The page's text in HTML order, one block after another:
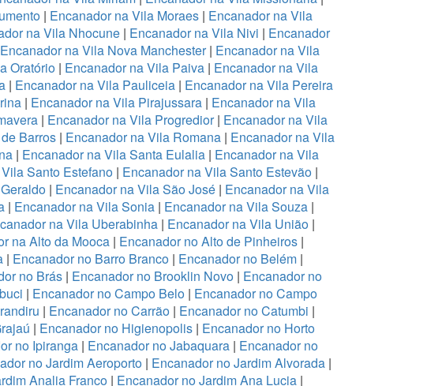
| Encanador na Vila Moraes | Encanador na Vila
na Vila Nhocune| Encanador na Vila Nivi | Encanador
Encanador na Vila Nova Manchester| Encanador na Vila
Oratório| Encanador na Vila Paiva| Encanador na Vila
| Encanador na Vila Pauliceia | Encanador na Vila Pereira
| Encanador na Vila Pirajussara| Encanador na Vila
| Encanador na Vila Progredior| Encanador na Vila
Barros| Encanador na Vila Romana| Encanador na Vila
| Encanador na Vila Santa Eulalia | Encanador na Vila
Santo Estefano | Encanador na Vila Santo Estevão |
| Encanador na Vila São José| Encanador na Vila
| Encanador na Vila Sonia| Encanador na Vila Souza|
na Vila Uberabinha| Encanador na Vila União|
na Alto da Mooca | Encanador no Alto de Pinheiros |
| Encanador no Barro Branco | Encanador no Belém |
no Brás| Encanador no Brooklin Novo| Encanador no
| Encanador no Campo Belo | Encanador no Campo
| Encanador no Carrão | Encanador no Catumbi |
| Encanador no Higienopolis| Encanador no Horto
no Ipiranga | Encanador no Jabaquara | Encanador no
no Jardim Aeroporto | Encanador no Jardim Alvorada |
Analia Franco | Encanador no Jardim Ana Lucia |